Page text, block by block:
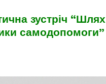
зустріч
самодопомоги”